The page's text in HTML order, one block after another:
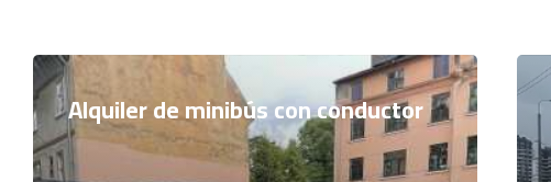
Alquiler de minibús con conductor